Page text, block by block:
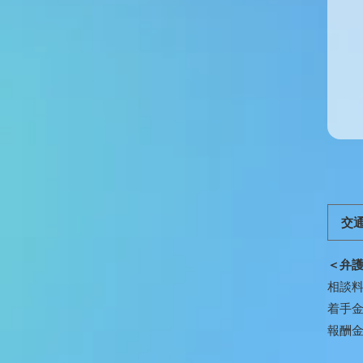
交
＜弁
相談
着手
報酬